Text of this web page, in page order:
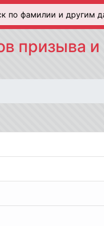
по фамилии и другим
призыва и